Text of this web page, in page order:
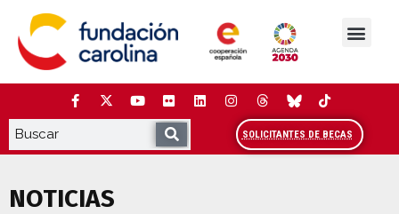
contenido
SOLICITANTES DE BECAS
NOTICIAS